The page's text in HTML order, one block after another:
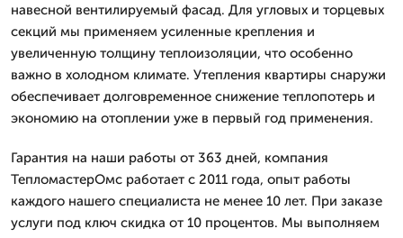
навесной вентилируемый фасад. Для угловых и торцевых
секций мы применяем усиленные крепления и
увеличенную толщину теплоизоляции, что особенно
важно в холодном климате. Утепления квартиры снаружи
обеспечивает долговременное снижение теплопотерь и
экономию на отоплении уже в первый год применения.
Гарантия на наши работы от 363 дней, компания
ТепломастерОмс работает с 2011 года, опыт работы
каждого нашего специалиста не менее 10 лет. При заказе
услуги под ключ скидка от 10 процентов. Мы выполняем